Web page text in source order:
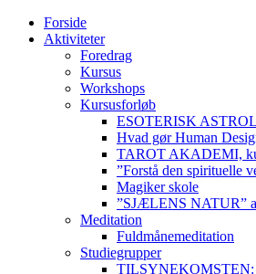
Forside
Aktiviteter
Foredrag
Kursus
Workshops
Kursusforløb
ESOTERISK
Hvad gør Human
TAROT AKADEMI,
”Forstå den
Magiker skole
”SJÆLENS NATUR”
Meditation
Fuldmånemeditation
Studiegrupper
TILSYNEKOMSTEN: